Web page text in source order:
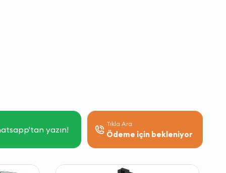
yazın!
Tıkla Ara
Ödeme için bekleniyor